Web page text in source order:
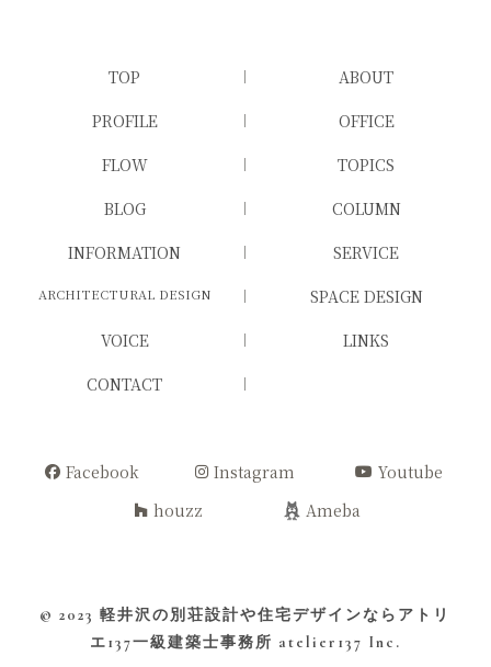
TOP
ABOUT
PROFILE
OFFICE
FLOW
TOPICS
BLOG
COLUMN
INFORMATION
SERVICE
ARCHITECTURAL DESIGN
SPACE DESIGN
VOICE
LINKS
CONTACT
Facebook Instagram
Youtube
houzz
Ameba
© 2023軽井沢の別荘設計や住宅デザインならアトリ
エ137一級建築士事務所 atelier137 Inc.